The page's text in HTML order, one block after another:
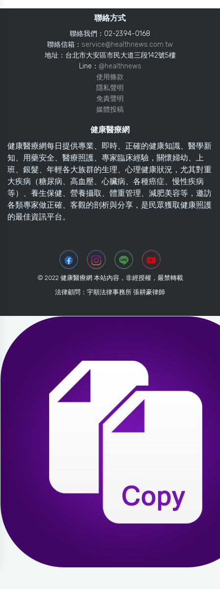
聯絡方式
聯絡我們：02-2394-0168
聯絡信箱： service@healthnews.com.tw
地址：台北市大安區市民大道三段142號5樓
Line： @healthnews
使用條款
隱私聲明
免責聲明
媒體投稿
健康醫療網
健康醫療網每日提供專業、即時、正確的健康知識、醫學新
知、用藥安全、醫療照護、專家臨床經驗，關懷婦幼、上
班、銀髮、年輕各大族群的生理、心理健康狀況，尤其對重
大疾病（糖尿病、高血壓、心臟病、各種癌症、慢性疾病
等）、養生保健、營養攝取、體重管理、減肥美容等，邀訪
各類專家做正確、客觀的剖析與分享，是民眾獲取健康照護
的最佳資訊平台。
© 2022 健康醫療網 本站內容，非經授權，嚴禁轉載
法律顧問：宇順法律事務所 張耕豪律師